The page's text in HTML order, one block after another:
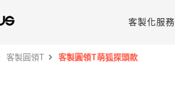
客製化服務
客製圓領T 客製圓領T萌狐探頭款